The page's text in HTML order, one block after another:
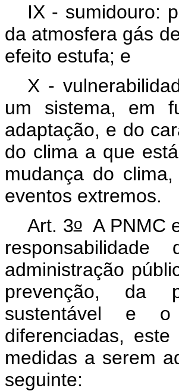
IX - sumidouro:
da atmosfera gás
efeito estufa; e
X -
um sistema, em
adaptação, e do
do clima a que
mudança do
eventos extremos.
Art. 3oA PNMC
administração
prevenção, da
sustentável e o
diferenciadas,
medidas a serem
seguinte: